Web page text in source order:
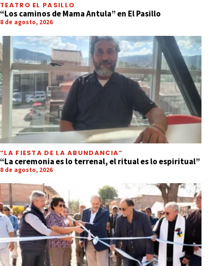
TEATRO EL PASILLO
“Los caminos de Mama Antula” en El Pasillo
8 de agosto, 2026
“LA FIESTA DE LA ABUNDANCIA”
“La ceremonia es lo terrenal, el ritual es lo espiritual”
8 de agosto, 2026